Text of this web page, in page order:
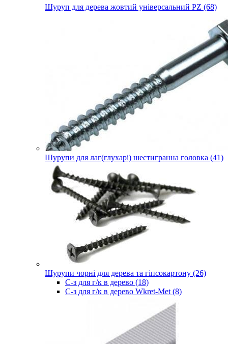
Шуруп для дерева жовтий універсальний PZ (68)
Шурупи для лаг(глухарі) шестигранна головка (41)
Шурупи чорні для дерева та гіпсокартону (26)
С-з для г/к в дерево (18)
С-з для г/к в дерево Wkret-Met (8)